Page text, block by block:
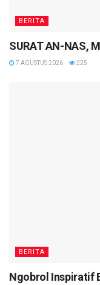
BERITA
SURAT AN-NAS,
7 AGUSTUS 2026 225
BERITA
Ngobrol Inspiratif